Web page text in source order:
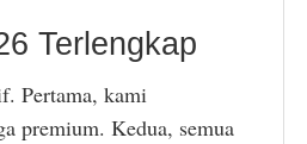
Terlengkap
Pertama, kami
premium. Kedua, semua